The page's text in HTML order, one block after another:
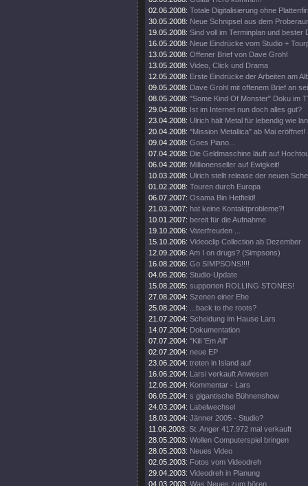
02.06.2008: Totale Digitalisierung ohne
30.05.2008: Neue Schnipsel aus dem
19.05.2008: Sind voll im Terminplan und bester
16.05.2008: Neue Eindrücke vom Studio +
13.05.2008: Offener Brief von Dave Grohl
13.05.2008: Video, Click und Drama
12.05.2008: Erste Eindrücke der Arbeiten am
09.05.2008: Dave Grohl mit offenem Brief an
08.05.2008: "Some Kind Of Monster" Doku im
29.04.2008: Ist im Internet nun doch alles gut?
23.04.2008: Ulrich hält Metal für lebendig wie
20.04.2008: "Mission Metallica" ab Mai eröffnet!
09.04.2008: Goes Piano...
07.04.2008: Die Geldmaschine läuft auf
06.04.2008: Millionenseller auf Ewigkeit!
10.03.2008: Ulrich stellt release der neuen
01.02.2008: Touren durch Europa
06.07.2007: Osama Bin Hetfield!
21.03.2007: hat keine Kontaktprobleme?!
10.01.2007: bereit für die Aufnahme
19.10.2006: Vaterfreuden ...
15.10.2006: Videoclip Collection ab Dezember
12.09.2006: Am I on drugs? (Simpsons)
16.08.2006: Go SIMPSONS!!!!
04.06.2006: Studio-Update
15.08.2005: supporten ROLLING STONES!
27.08.2004: Szenen einer Ehe
25.08.2004:
...back to the roots?
21.07.2004: Scheidung im Hause Lars
14.07.2004: Dokumentation
07.07.2004: "Kill 'Em All"
02.07.2004: neue EP
23.06.2004: treten in Island auf
16.06.2004: Larsi verkauft Anwesen
12.06.2004: Kommentar - Lars
06.05.2004: s gigantische Bühnenshow
24.03.2004: Labelwechsel
18.03.2004: Jänner 2005 - Studio?
11.06.2003: St. Anger 417.972 mal verkauft
28.05.2003: Wollen Computerspiel bringen
28.05.2003: Neues Video
02.05.2003: Fotos vom Videodreh
29.04.2003: Videodreh in Planung
04.03.2003: Was Neues zum hören